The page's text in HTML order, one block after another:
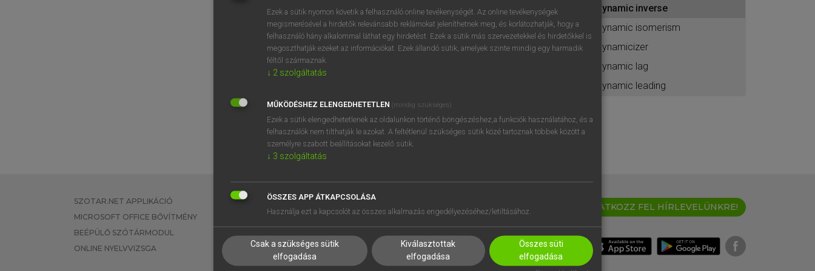
BELÉPÉS
próbaverziójának elindításához
regisztrálok ésbelépek.
REGISZTRÁCIÓ
dynamic inverse
dynamic isomerism
dynamicizer
dynamic lag
dynamic leading
SZOTAR.NET APPLIKÁCIÓ
MICROSOFT OFFICE BŐVÍTMÉNY
BEÉPÜLŐ SZÓTÁRMODUL
ONLINE NYELVVIZSGA
EGYÉNI FELHASZNÁLÓKNAK
TANULÓKNAK
VÁLLALATI MEGOLDÁSOK
SÚGÓ
RÓLUNK
SÜTI BEÁLLÍTÁSOK
IRATKOZZ FEL HÍRLEVELÜNKRE!
Ezek a sütik nyomon követik a felhasználó online tevékenységét. Az online tevékenységek
megismerésével a hirdetők relevánsabb reklámokat jeleníthetnek meg, és korlátozhatják, hogy a
felhasználó hány alkalommal láthat egy hirdetést. Ezek a sütik más szervezetekkel és hirdetőkkel is
megoszthatják ezeket az információkat. Ezek állandó sütik, amelyek szinte mindig egy harmadik
féltől származnak.
↓ 2 szolgáltatás
MŰKÖDÉSHEZ ELENGEDHETETLEN (mindig szükséges)
Ezek a sütik elengedhetetlenek az oldalunkon történő böngészéshez,a funkciók használatához, és a
felhasználók nem tilthatják le azokat. A feltétlenül szükséges sütik közé tartoznak többek között a
személyre szabott beállításokat kezelő sütik.
↓ 3 szolgáltatás
ÖSSZES APP ÁTKAPCSOLÁSA
Használja ezt a kapcsolót az összes alkalmazás engedélyezéséhez/letiltásához.
Csak a szükséges sütik
elfogadása
Kiválasztottak
elfogadása
Összes süti
elfogadása